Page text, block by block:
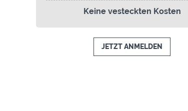
Keine vesteckten Kosten
JETZT ANMELDEN